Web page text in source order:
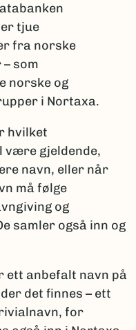
tjue
fra norske
som
norske og
i Nortaxa.
hvilket
være gjeldende,
navn, eller når
må følge
og
samler også inn og
anbefalt navn på
det finnes – ett
for